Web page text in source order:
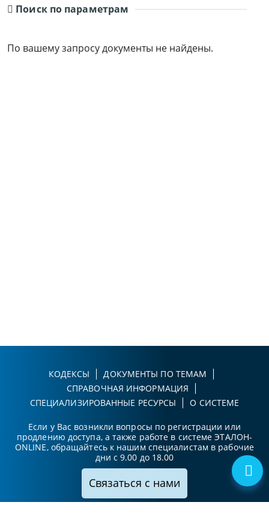
Поиск по параметрам
По вашему запросу документы не найдены.
КОДЕКСЫ
ДОКУМЕНТЫ ПО ТЕМАМ
СПРАВОЧНАЯ ИНФОРМАЦИЯ
СПЕЦИАЛИЗИРОВАННЫЕ РЕСУРСЫ
О СИСТЕМЕ
Если у Вас возникли вопросы по регистрации или
продлению доступа, а также работе в системе ЭТАЛОН-
ONLINE, обращайтесь к нашим специалистам в рабочие
дни с 9.00 до 18.00
Связаться с нами